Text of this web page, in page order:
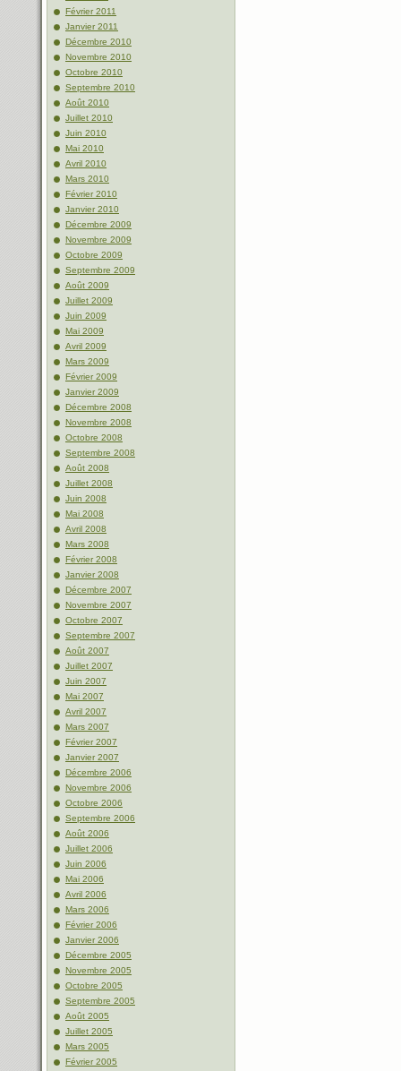
Février 2011
Janvier 2011
Décembre 2010
Novembre 2010
Octobre 2010
Septembre 2010
Août 2010
Juillet 2010
Juin 2010
Mai 2010
Avril 2010
Mars 2010
Février 2010
Janvier 2010
Décembre 2009
Novembre 2009
Octobre 2009
Septembre 2009
Août 2009
Juillet 2009
Juin 2009
Mai 2009
Avril 2009
Mars 2009
Février 2009
Janvier 2009
Décembre 2008
Novembre 2008
Octobre 2008
Septembre 2008
Août 2008
Juillet 2008
Juin 2008
Mai 2008
Avril 2008
Mars 2008
Février 2008
Janvier 2008
Décembre 2007
Novembre 2007
Octobre 2007
Septembre 2007
Août 2007
Juillet 2007
Juin 2007
Mai 2007
Avril 2007
Mars 2007
Février 2007
Janvier 2007
Décembre 2006
Novembre 2006
Octobre 2006
Septembre 2006
Août 2006
Juillet 2006
Juin 2006
Mai 2006
Avril 2006
Mars 2006
Février 2006
Janvier 2006
Décembre 2005
Novembre 2005
Octobre 2005
Septembre 2005
Août 2005
Juillet 2005
Mars 2005
Février 2005